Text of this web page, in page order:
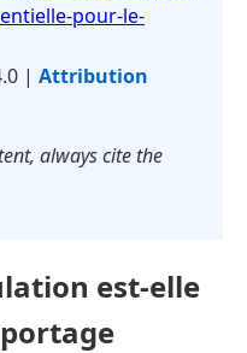
pour-le-
| Attribution
always cite the
est-elle